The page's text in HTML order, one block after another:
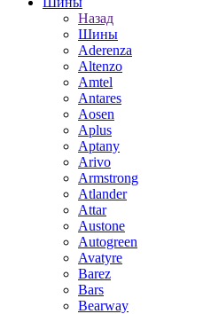
Назад
Шины
Aderenza
Altenzo
Amtel
Antares
Aosen
Aplus
Aptany
Arivo
Armstrong
Atlander
Attar
Austone
Autogreen
Avatyre
Barez
Bars
Bearway